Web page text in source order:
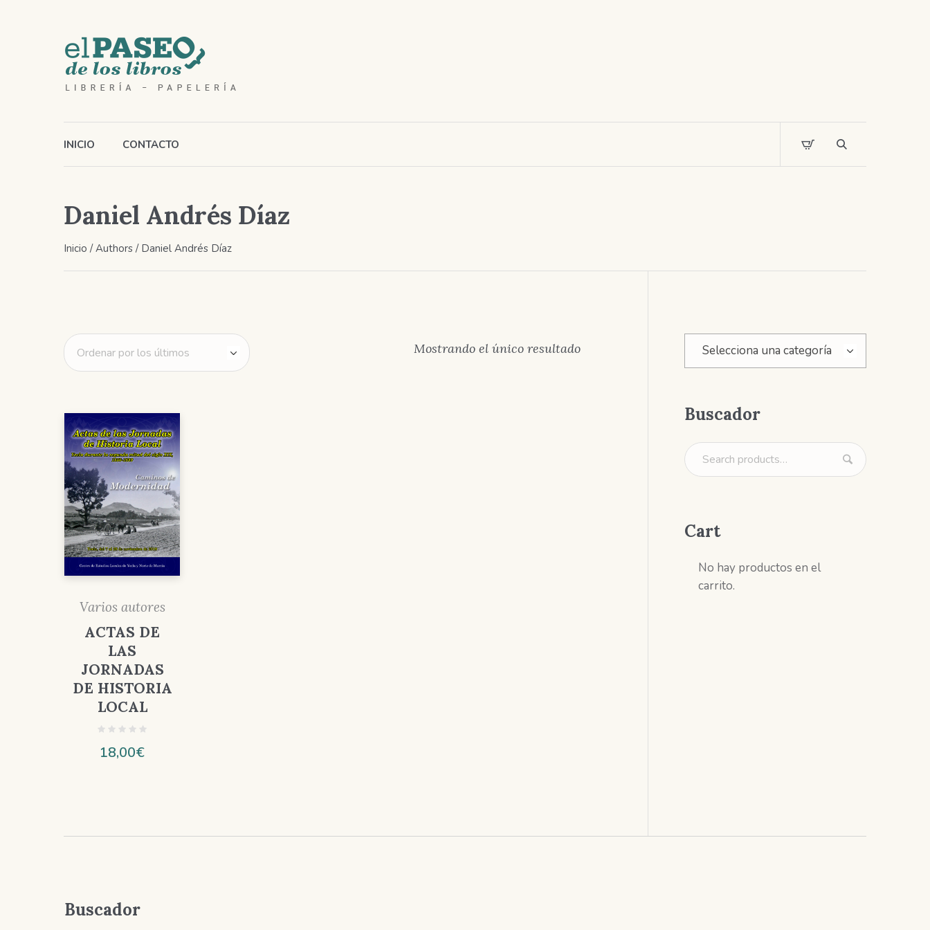
INICIO CONTACTO
Daniel Andrés Díaz
Inicio / Authors / Daniel Andrés Díaz
Mostrando el único resultado
Varios autores
ACTAS DE
LAS
JORNADAS
DE HISTORIA
LOCAL
18,00€
Selecciona una categoría
Buscador
Cart
No hay productos en el
carrito.
Buscador